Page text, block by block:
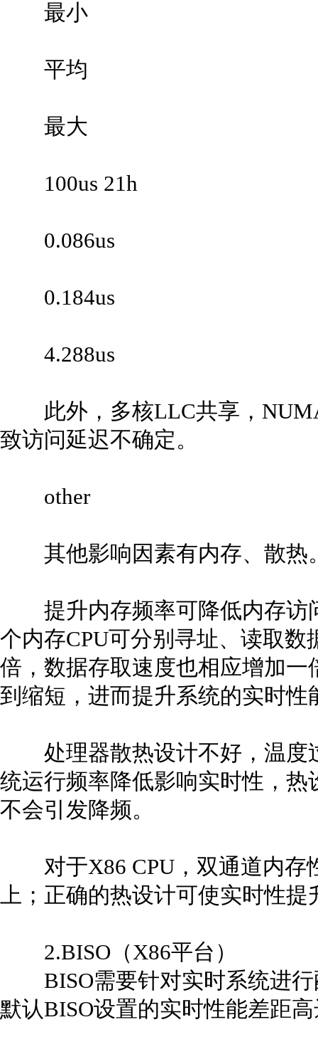
最小
平均
最大
100us 21h
0.086us
0.184us
4.288us
此外，多核LLC共享，
致访问延迟不确定。
other
其他影响因素有内存、散热
提升内存频率可降低内存访
个内存CPU可分别寻址、读取
倍，数据存取速度也相应增加
到缩短，进而提升系统的实时性
处理器散热设计不好，温度
统运行频率降低影响实时性，
不会引发降频。
对于X86 CPU，双通道内存
上；正确的热设计可使实时性提
2.BISO（X86平台）
BISO需要针对实时系统进行
默认BISO设置的实时性能差距